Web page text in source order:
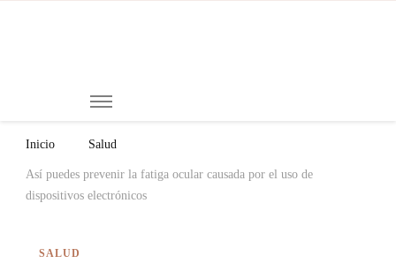
Inicio Salud
Así puedes prevenir la fatiga ocular causada por el uso de
dispositivos electrónicos
SALUD